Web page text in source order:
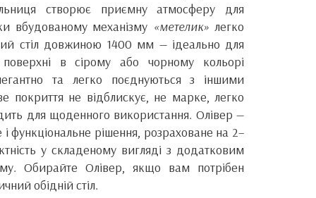
створює приємну атмосферу для
вбудованому механізму «метелик» легко
стіл довжиною 1400 мм — ідеально для
в сірому або чорному кольорі
та легко поєднуються з іншими
покриття не відблискує, не марке, легко
для щоденного використання. Олівер —
і функціональне рішення, розраховане на 2–
у складеному вигляді з додатковим
Обирайте Олівер, якщо вам потрібен
обідній стіл.